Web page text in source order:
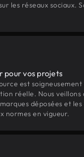
les réseaux sociaux.
pour vos projets
est
réelle. Nous
déposées et
normes en vigueur.